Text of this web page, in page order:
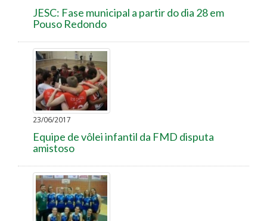
JESC: Fase municipal a partir do dia 28 em
Pouso Redondo
23/06/2017
Equipe de vôlei infantil da FMD disputa
amistoso